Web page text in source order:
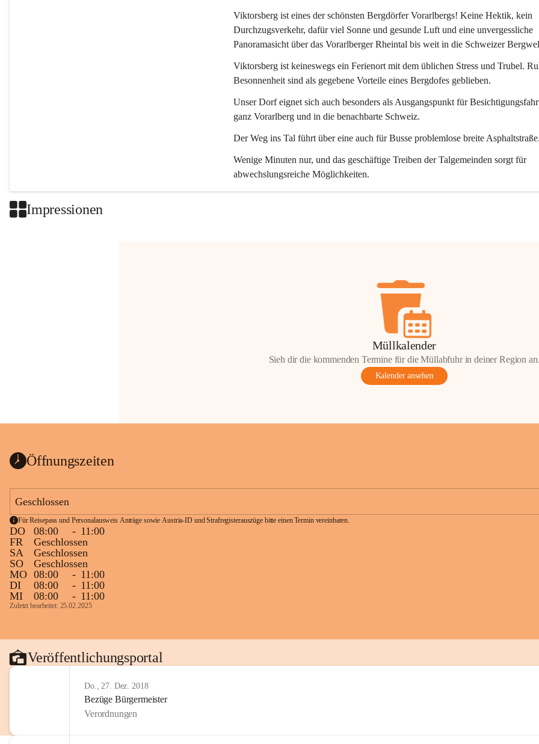
Viktorsberg ist eines der schönsten Bergdörfer Vorarlbergs! Keine Hektik, kein
Durchzugsverkehr, dafür viel Sonne und gesunde Luft und eine unvergessliche
Panoramasicht über das Vorarlberger Rheintal bis weit in die Schweizer
Viktorsberg ist keineswegs ein Ferienort mit dem üblichen Stress und Trubel.
Besonnenheit sind als gegebene Vorteile eines Bergdofes geblieben.
Unser Dorf eignet sich auch besonders als Ausgangspunkt für
ganz Vorarlberg und in die benachbarte Schweiz.
Der Weg ins Tal führt über eine auch für Busse problemlose breite
Wenige Minuten nur, und das geschäftige Treiben der Talgemeinden sorgt für
abwechslungsreiche Möglichkeiten.
Impressionen
Müllkalender
Sieh dir die kommenden Termine für die Müllabfuhr in deiner Region
Kalender ansehen
Öffnungszeiten
Geschlossen
Für Reisepass und Personalausweis Anträge sowie Austria-ID und Strafregisterauszüge bitte einen Termin vereinbaren.
DO 08:00 - 11:00
FR
Geschlossen
SA
Geschlossen
SO
Geschlossen
MO 08:00 - 11:00
DI
08:00 - 11:00
MI
08:00 - 11:00
Zuletzt bearbeitet: 25.02.2025
Veröffentlichungsportal
Do., 27. Dez. 2018
Bezüge Bürgermeister
Verordnungen